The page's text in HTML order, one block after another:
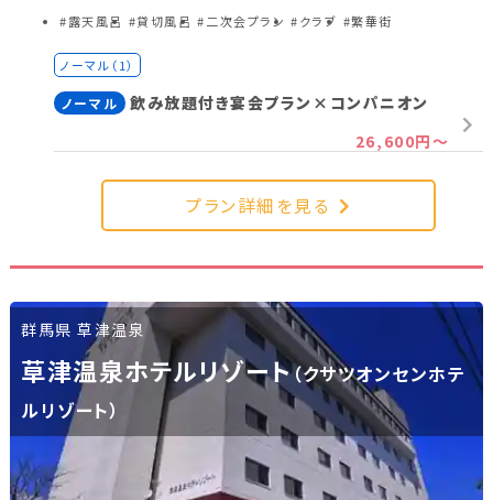
静岡県(44) 愛知県(15)
岐阜県(5)
三重県(9)
新潟県(13) 山梨県(19)
長野県(14)
石川県(7)
福井県(3)
滋賀県(2) 大阪府(2) 兵庫県(2)
四国
香川県(1) 愛媛県(1)
#露天風呂 #貸切風呂 #二次会プラン #クラブ #繁華街
ノーマル（1）
ノーマル
飲み放題付き宴会プラン×コンパニオン
26,600円～
プラン詳細を見る
群馬県 草津温泉
草津温泉ホテルリゾート（クサツオンセンホテ
ルリゾート）